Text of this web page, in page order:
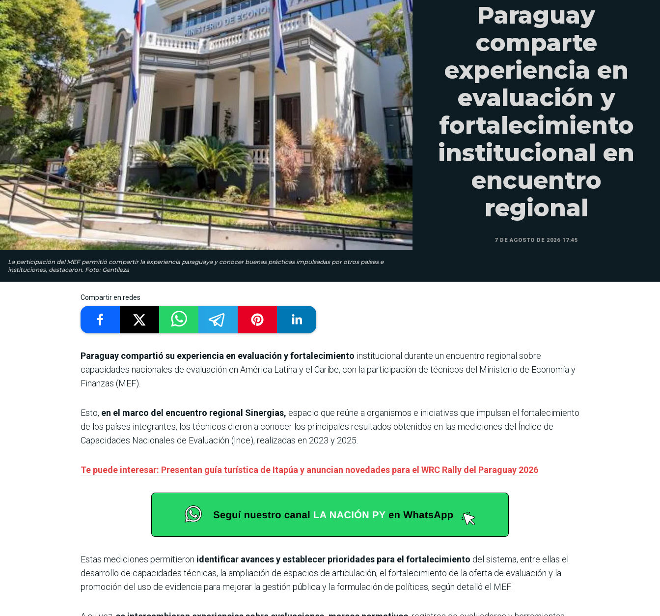
La participación del MEF permitió compartir la experiencia paraguaya y conocer buenas prácticas impulsadas por otros países e
instituciones, destacaron. Foto: Gentileza
Paraguay
comparte
experiencia en
evaluación y
fortalecimiento
institucional en
encuentro
regional
7 DE AGOSTO DE 2026 17:45
Compartir en redes
Paraguay compartió su experiencia en evaluación y fortalecimiento institucional durante un encuentro regional sobre
capacidades nacionales de evaluación en América Latina y el Caribe, con la participación de técnicos del Ministerio de Economía y
Finanzas (MEF).
Esto, en el marco del encuentro regional Sinergias, espacio que reúne a organismos e iniciativas que impulsan el fortalecimiento
de los países integrantes, los técnicos dieron a conocer los principales resultados obtenidos en las mediciones del Índice de
Capacidades Nacionales de Evaluación (Ince), realizadas en 2023 y 2025.
Te puede interesar: Presentan guía turística de Itapúa y anuncian novedades para el WRC Rally del Paraguay 2026
Estas mediciones permitieron identificar avances y establecer prioridades para el fortalecimiento del sistema, entre ellas el
desarrollo de capacidades técnicas, la ampliación de espacios de articulación, el fortalecimiento de la oferta de evaluación y la
promoción del uso de evidencia para mejorar la gestión pública y la formulación de políticas, según detalló el MEF.